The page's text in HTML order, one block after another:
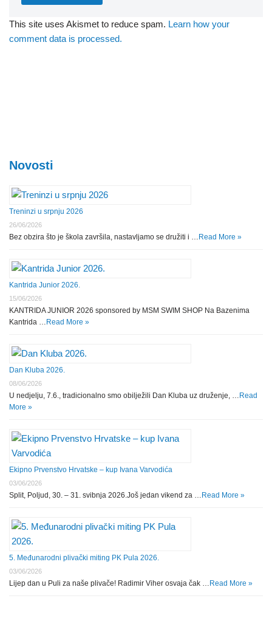
This site uses Akismet to reduce spam. Learn how your
comment data is processed.
Novosti
Treninzi u srpnju 2026
26/06/2026
Bez obzira što je škola završila, nastavljamo se družiti i … Read More »
Kantrida Junior 2026.
15/06/2026
KANTRIDA JUNIOR 2026 sponsored by MSM SWIM SHOP Na Bazenima
Kantrida … Read More »
Dan Kluba 2026.
08/06/2026
U nedjelju, 7.6., tradicionalno smo obilježili Dan Kluba uz druženje, … Read
More »
Ekipno Prvenstvo Hrvatske – kup Ivana Varvodića
03/06/2026
Split, Poljud, 30. – 31. svibnja 2026.Još jedan vikend za … Read More »
5. Međunarodni plivački miting PK Pula 2026.
03/06/2026
Lijep dan u Puli za naše plivače! Radimir Viher osvaja čak … Read More »